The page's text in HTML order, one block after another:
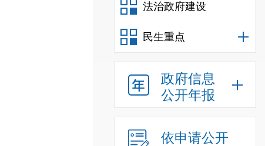
法治政府建设
民生重点
政府信息
公开年报
依申请公开